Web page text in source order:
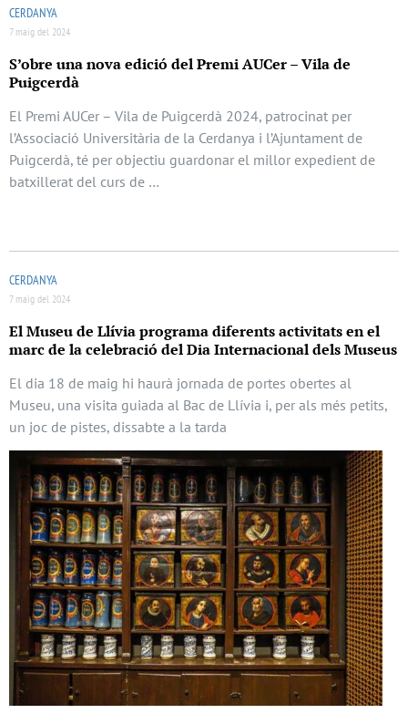
CERDANYA
7 maig del 2024
S’obre una nova edició del Premi AUCer – Vila de
Puigcerdà
El Premi AUCer – Vila de Puigcerdà 2024, patrocinat per
l’Associació Universitària de la Cerdanya i l’Ajuntament de
Puigcerdà, té per objectiu guardonar el millor expedient de
batxillerat del curs de …
CERDANYA
7 maig del 2024
El Museu de Llívia programa diferents activitats en el
marc de la celebració del Dia Internacional dels Museus
El dia 18 de maig hi haurà jornada de portes obertes al
Museu, una visita guiada al Bac de Llívia i, per als més petits,
un joc de pistes, dissabte a la tarda